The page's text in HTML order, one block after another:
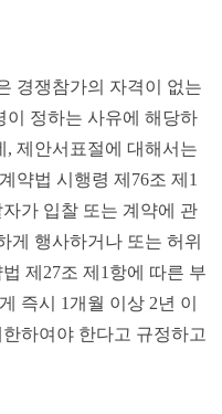
경쟁참가의 자격이 없는
이 정하는 사유에 해당하
, 제안서표절에 대해서는
약법 시행령 제76조 제1
가 입찰 또는 계약에 관
게 행사하거나 또는 허위
제27조 제1항에 따른 부
즉시 1개월 이상 2년 이
하여야 한다고 규정하고